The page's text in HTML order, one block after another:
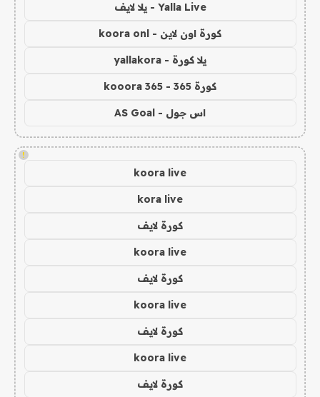
Yalla Live - يلا لايف
كورة اون لاين - koora onl
يلا كورة - yallakora
كورة 365 - kooora 365
اس جول - AS Goal
!
koora live
kora live
كورة لايف
koora live
كورة لايف
koora live
كورة لايف
koora live
كورة لايف